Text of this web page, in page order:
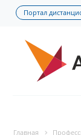
Портал
Главная